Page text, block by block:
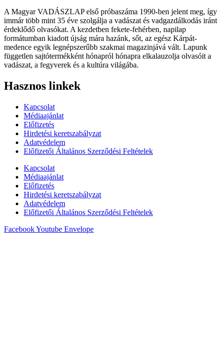
A Magyar VADÁSZLAP első próbaszáma 1990-ben jelent meg, így
immár több mint 35 éve szolgálja a vadászat és vadgazdálkodás iránt
érdeklődő olvasókat. A kezdetben fekete-fehérben, napilap
formátumban kiadott újság mára hazánk, sőt, az egész Kárpát-
medence egyik legnépszerűbb szakmai magazinjává vált. Lapunk
független sajtótermékként hónapról hónapra elkalauzolja olvasóit a
vadászat, a fegyverek és a kultúra világába.
Hasznos linkek
Kapcsolat
Médiaajánlat
Előfizetés
Hirdetési keretszabályzat
Adatvédelem
Előfizetői Általános Szerződési Feltételek
Kapcsolat
Médiaajánlat
Előfizetés
Hirdetési keretszabályzat
Adatvédelem
Előfizetői Általános Szerződési Feltételek
FacebookYoutube Envelope